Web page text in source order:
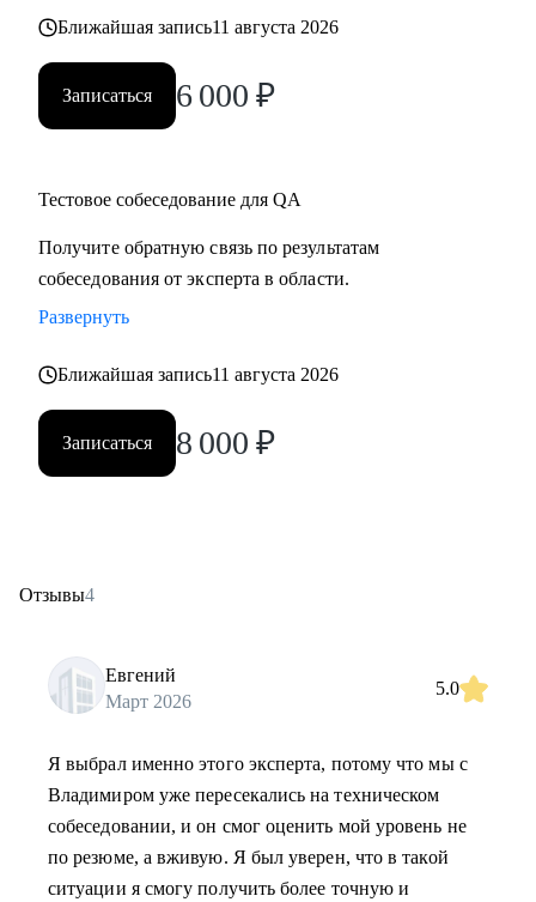
Ближайшая запись11 августа 2026
Записаться 6 000 ₽
Тестовое собеседование для QA
Получите обратную связь по результатам
собеседования от эксперта в области.
Развернуть
Ближайшая запись11 августа 2026
Записаться 8 000 ₽
Отзывы4
Евгений
Март 2026
5.0
Я выбрал именно этого эксперта, потому что мы с
Владимиром уже пересекались на техническом
собеседовании, и он смог оценить мой уровень не
по резюме, а вживую. Я был уверен, что в такой
ситуации я смогу получить более точную и